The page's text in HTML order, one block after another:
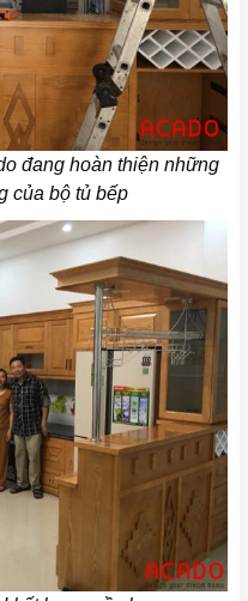
đang hoàn thiện những
của bộ tủ bếp